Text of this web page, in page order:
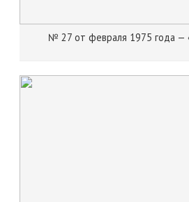
№ 27 от февраля 1975 года —